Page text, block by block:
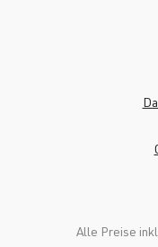
Alle Preise